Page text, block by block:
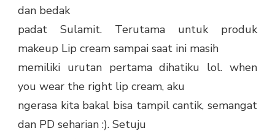
dan bedak
padat Sulamit. Terutama untuk produk
makeup Lip cream sampai saat ini masih
memiliki urutan pertama dihatiku lol. when
you wear the right lip cream, aku
ngerasa kita bakal bisa tampil cantik, semangat
dan PD seharian :). Setuju